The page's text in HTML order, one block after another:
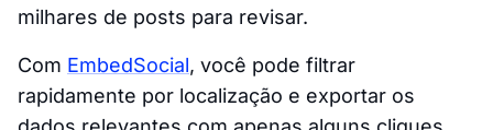
milhares de posts para revisar.
Com EmbedSocial, você pode filtrar
rapidamente por localização e exportar os